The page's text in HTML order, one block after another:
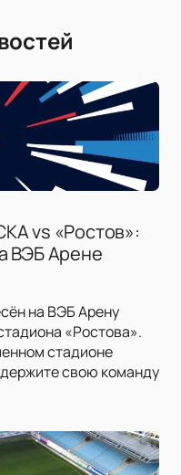
vs «Ростов»:
ВЭБ Арене
на ВЭБ Арену
«Ростова».
стадионе
свою команду